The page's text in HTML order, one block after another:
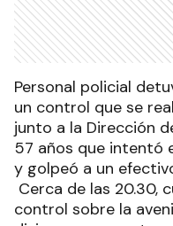
Personal policial
un control que se
junto a la Dirección
57 años que intentó
y golpeó a un
Cerca de las 20.30,
control sobre la